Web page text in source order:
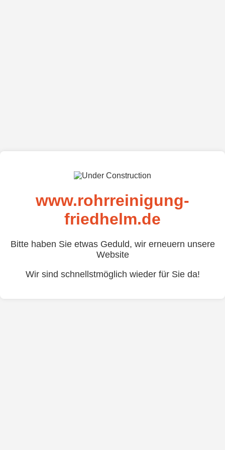
www.rohrreinigung-
friedhelm.de
Bitte haben Sie etwas Geduld, wir erneuern unsere
Website
Wir sind schnellstmöglich wieder für Sie da!